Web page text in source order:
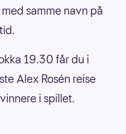
samme navn på
19.30 får du i
Alex Rosén reise
i spillet.